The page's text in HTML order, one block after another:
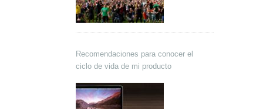
Recomendaciones para conocer el
ciclo de vida de mi producto